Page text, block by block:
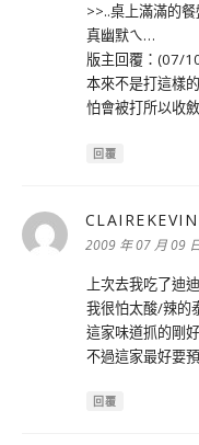
>>..桌上滿滿的
真幽默ㄟ…
版主回覆：(07/
本來不是打這樣的
怕會被打所以收
回覆
CLAIREKEVIN
2009 年 07 月 09
上次去我吃了迪
我很怕太酸/辣的
這家味道抓的剛好
不過這家最好要
回覆